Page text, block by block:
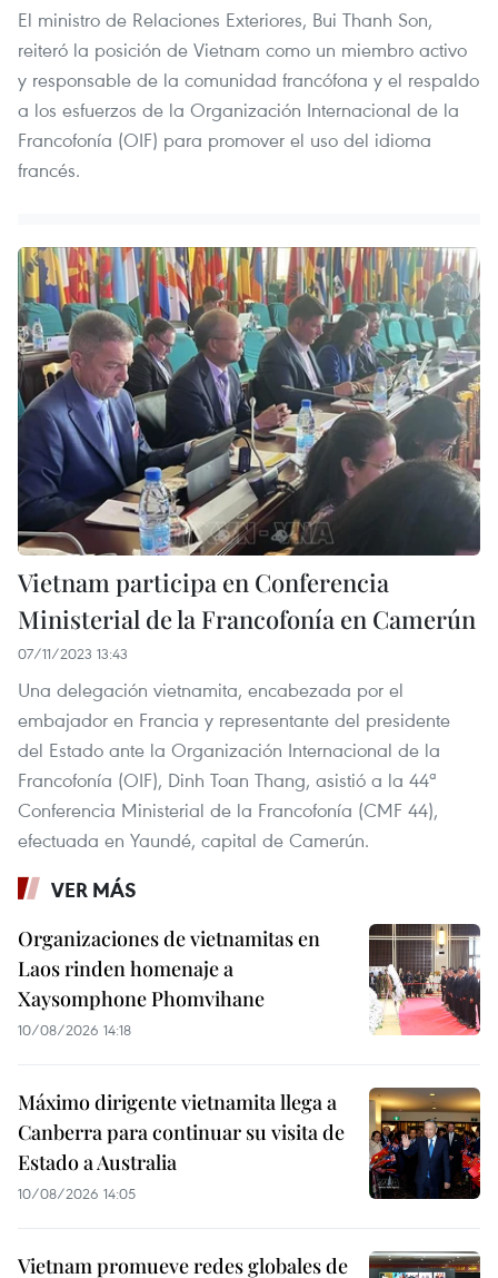
El ministro de Relaciones Exteriores, Bui Thanh Son,
reiteró la posición de Vietnam como un miembro activo
y responsable de la comunidad francófona y el respaldo
a los esfuerzos de la Organización Internacional de la
Francofonía (OIF) para promover el uso del idioma
francés.
Vietnam participa en Conferencia
Ministerial de la Francofonía en Camerún
07/11/2023 13:43
Una delegación vietnamita, encabezada por el
embajador en Francia y representante del presidente
del Estado ante la Organización Internacional de la
Francofonía (OIF), Dinh Toan Thang, asistió a la 44ª
Conferencia Ministerial de la Francofonía (CMF 44),
efectuada en Yaundé, capital de Camerún.
VER MÁS
Organizaciones de vietnamitas en
Laos rinden homenaje a
Xaysomphone Phomvihane
10/08/2026 14:18
Máximo dirigente vietnamita llega a
Canberra para continuar su visita de
Estado a Australia
10/08/2026 14:05
Vietnam promueve redes globales de